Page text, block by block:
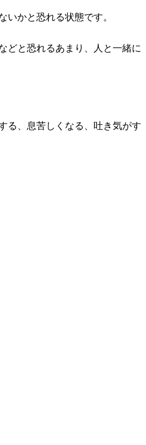
いかと恐れる状態です。
どと恐れるあまり、人と一緒に
る、息苦しくなる、吐き気がす